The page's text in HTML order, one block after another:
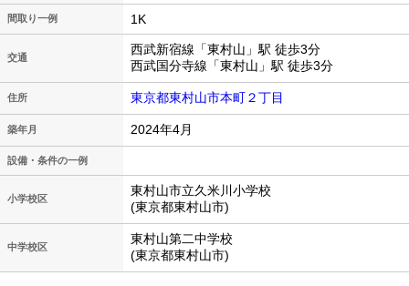
間取り一例 1K
交通
西武新宿線「東村山」駅 徒歩3分
西武国分寺線「東村山」駅 徒歩3分
住所 東京都東村山市本町２丁目
築年月 2024年4月
設備・条件の一例
小学校区
東村山市立久米川小学校
(東京都東村山市)
中学校区
東村山第二中学校
(東京都東村山市)